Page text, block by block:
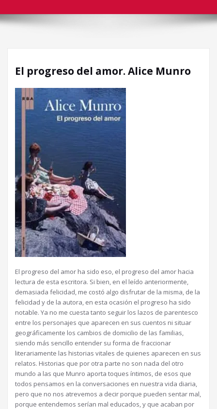
El progreso del amor. Alice Munro
El progreso del amor ha sido eso, el progreso del amor hacia
lectura de esta escritora. Si bien, en el leído anteriormente,
demasiada felicidad, me costó algo disfrutar de la misma, de la
felicidad y de la autora, en esta ocasión el progreso ha sido
notable. Ya no me cuesta tanto seguir los lazos de parentesco
entre los personajes que aparecen en sus cuentos ni situar
geográficamente los cambios de domicilio de las familias,
siendo más sencillo entender su forma de fraccionar
literariamente las historias vitales de quienes aparecen en sus
relatos. Historias que por otra parte no son nada del otro
mundo a las que Munro aporta toques íntimos, de esos que
todos pensamos en la conversaciones en nuestra vida diaria,
pero que no nos atrevemos a decir porque pueden sentar mal,
porque entendemos serían mal educados, y que acaban por